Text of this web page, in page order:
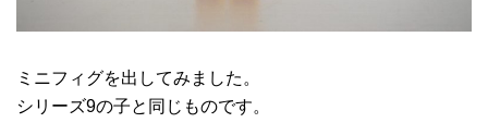
ミニフィグを出してみました。
シリーズ9の子と同じものです。